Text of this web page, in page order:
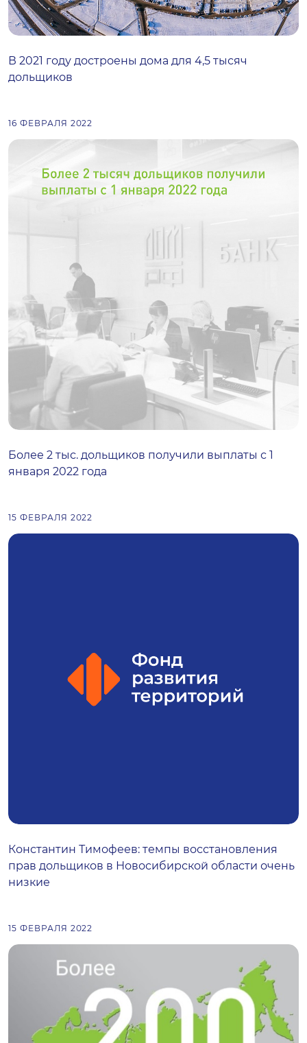
В 2021 году достроены дома для 4,5 тысяч
дольщиков
16 ФЕВРАЛЯ 2022
Более 2 тыс. дольщиков получили выплаты с 1
января 2022 года
15 ФЕВРАЛЯ 2022
Константин Тимофеев: темпы восстановления
прав дольщиков в Новосибирской области очень
низкие
15 ФЕВРАЛЯ 2022